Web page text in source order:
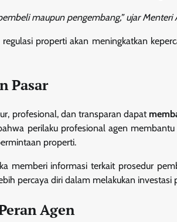
maupun pengembang,” ujar Menteri
properti akan meningkatkan
Pasar
profesional, dan transparan dapat
perilaku profesional agen
properti.
memberi informasi terkait prosedur
percaya diri dalam melakukan investasi
Agen